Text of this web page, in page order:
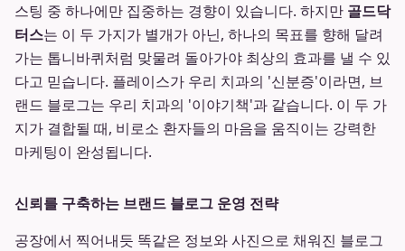
스팅 중 하나에만 집중하는 경향이 있습니다. 하지만 골드닥
터스는 이 두 가지가 별개가 아닌, 하나의 목표를 향해 달려
가는 톱니바퀴처럼 맞물려 돌아가야 최상의 효과를 낼 수 있
다고 믿습니다. 플레이스가 우리 치과의 '신분증'이라면, 브
랜드 블로그는 우리 치과의 '이야기책'과 같습니다. 이 두 가
지가 결합될 때, 비로소 환자들의 마음을 움직이는 강력한
마케팅이 완성됩니다.
신뢰를 구축하는 브랜드 블로그 운영 전략
공장에서 찍어내듯 똑같은 정보와 사진으로 채워진 블로그